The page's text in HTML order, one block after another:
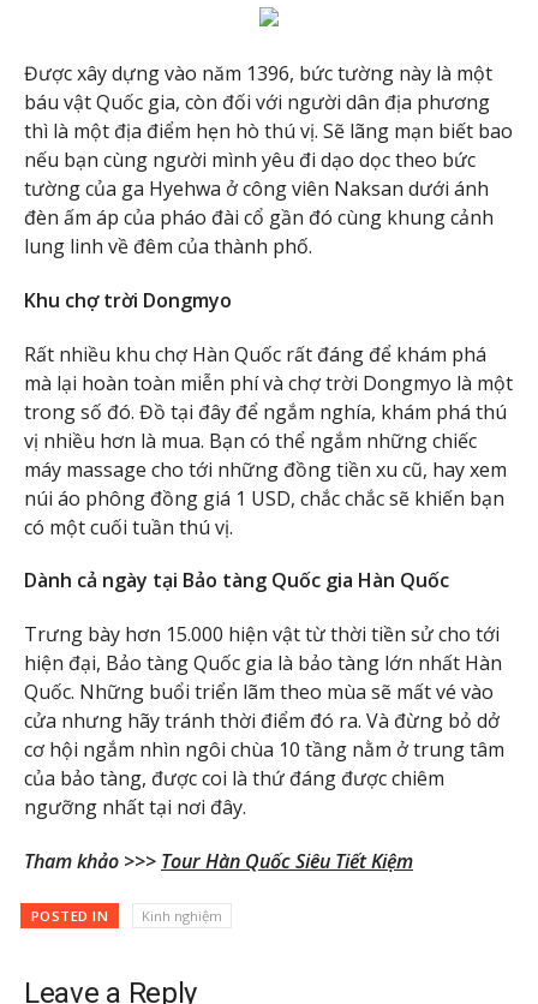
Được xây dựng vào năm 1396, bức tường này là một
báu vật Quốc gia, còn đối với người dân địa phương
thì là một địa điểm hẹn hò thú vị. Sẽ lãng mạn biết bao
nếu bạn cùng người mình yêu đi dạo dọc theo bức
tường của ga Hyehwa ở công viên Naksan dưới ánh
đèn ấm áp của pháo đài cổ gần đó cùng khung cảnh
lung linh về đêm của thành phố.
Khu chợ trời Dongmyo
Rất nhiều khu chợ Hàn Quốc rất đáng để khám phá
mà lại hoàn toàn miễn phí và chợ trời Dongmyo là một
trong số đó. Đồ tại đây để ngắm nghía, khám phá thú
vị nhiều hơn là mua. Bạn có thể ngắm những chiếc
máy massage cho tới những đồng tiền xu cũ, hay xem
núi áo phông đồng giá 1 USD, chắc chắc sẽ khiến bạn
có một cuối tuần thú vị.
Dành cả ngày tại Bảo tàng Quốc gia Hàn Quốc
Trưng bày hơn 15.000 hiện vật từ thời tiền sử cho tới
hiện đại, Bảo tàng Quốc gia là bảo tàng lớn nhất Hàn
Quốc. Những buổi triển lãm theo mùa sẽ mất vé vào
cửa nhưng hãy tránh thời điểm đó ra. Và đừng bỏ dở
cơ hội ngắm nhìn ngôi chùa 10 tầng nằm ở trung tâm
của bảo tàng, được coi là thứ đáng được chiêm
ngưỡng nhất tại nơi đây.
Tham khảo >>> Tour Hàn Quốc Siêu Tiết Kiệm
POSTED IN Kinh nghiệm
Leave a Reply